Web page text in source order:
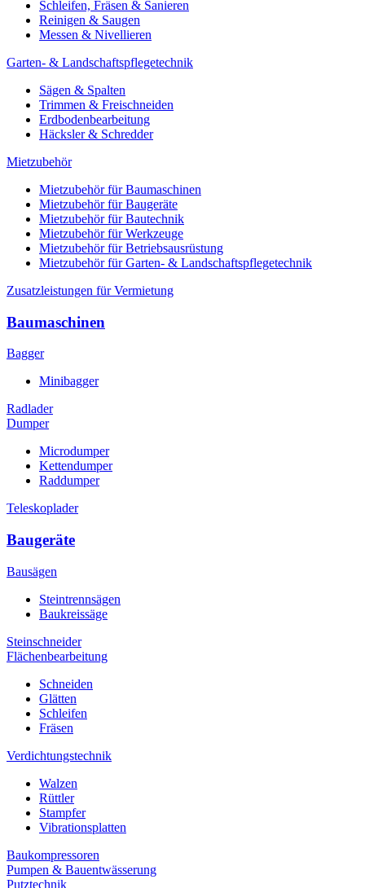
Schleifen, Fräsen & Sanieren
Reinigen & Saugen
Messen & Nivellieren
Garten- & Landschaftspflegetechnik
Sägen & Spalten
Trimmen & Freischneiden
Erdbodenbearbeitung
Häcksler & Schredder
Mietzubehör
Mietzubehör für Baumaschinen
Mietzubehör für Baugeräte
Mietzubehör für Bautechnik
Mietzubehör für Werkzeuge
Mietzubehör für Betriebsausrüstung
Mietzubehör für Garten- & Landschaftspflegetechnik
Zusatzleistungen für Vermietung
Baumaschinen
Bagger
Minibagger
Radlader
Dumper
Microdumper
Kettendumper
Raddumper
Teleskoplader
Baugeräte
Bausägen
Steintrennsägen
Baukreissäge
Steinschneider
Flächenbearbeitung
Schneiden
Glätten
Schleifen
Fräsen
Verdichtungstechnik
Walzen
Rüttler
Stampfer
Vibrationsplatten
Baukompressoren
Pumpen & Bauentwässerung
Putztechnik